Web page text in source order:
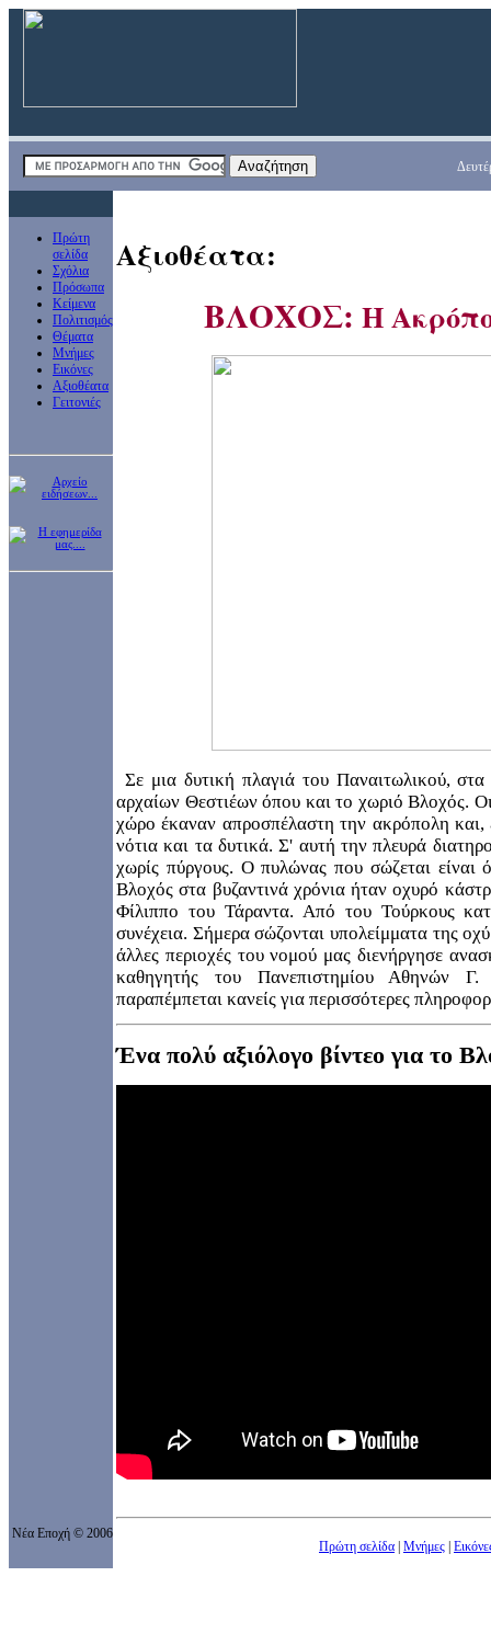
Πρώτη
σελίδα
Σχόλια
Πρόσωπα
Κείμενα
Πολιτισμός
Θέματα
Μνήμες
Εικόνες
Αξιοθέατα
Γειτονιές
Αξιοθέατα:
ΒΛΟΧΟΣ: Η
Σε μια δυτική πλαγιά του Παναιτωλικού,
αρχαίων Θεστιέων όπου και το χωριό Βλοχός.
χώρο έκαναν απροσπέλαστη την ακρόπολη και,
νότια και τα δυτικά. Σ' αυτή την πλευρά
χωρίς πύργους. Ο πυλώνας που σώζεται είναι
Βλοχός στα βυζαντινά χρόνια ήταν οχυρό
Φίλιππο του Τάραντα. Από του Τούρκους
συνέχεια. Σήμερα σώζονται υπολείμματα της
άλλες περιοχές του νομού μας διενήργησε
καθηγητής του Πανεπιστημίου Αθηνών
παραπέμπεται κανείς για περισσότερες
Ένα πολύ αξιόλογο βίντεο για το
Νέα Εποχή © 2006
Πρώτη σελίδα Μνήμες